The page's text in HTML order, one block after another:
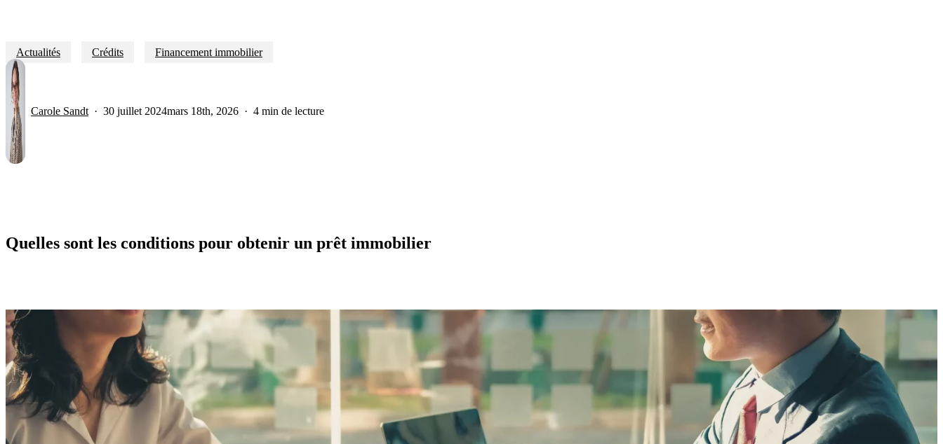
Actualités Crédits Financement immobilier
Carole Sandt 30 juillet 2024mars 18th, 2026 4 min de lecture
Quelles sont les conditions pour obtenir un prêt immobilier